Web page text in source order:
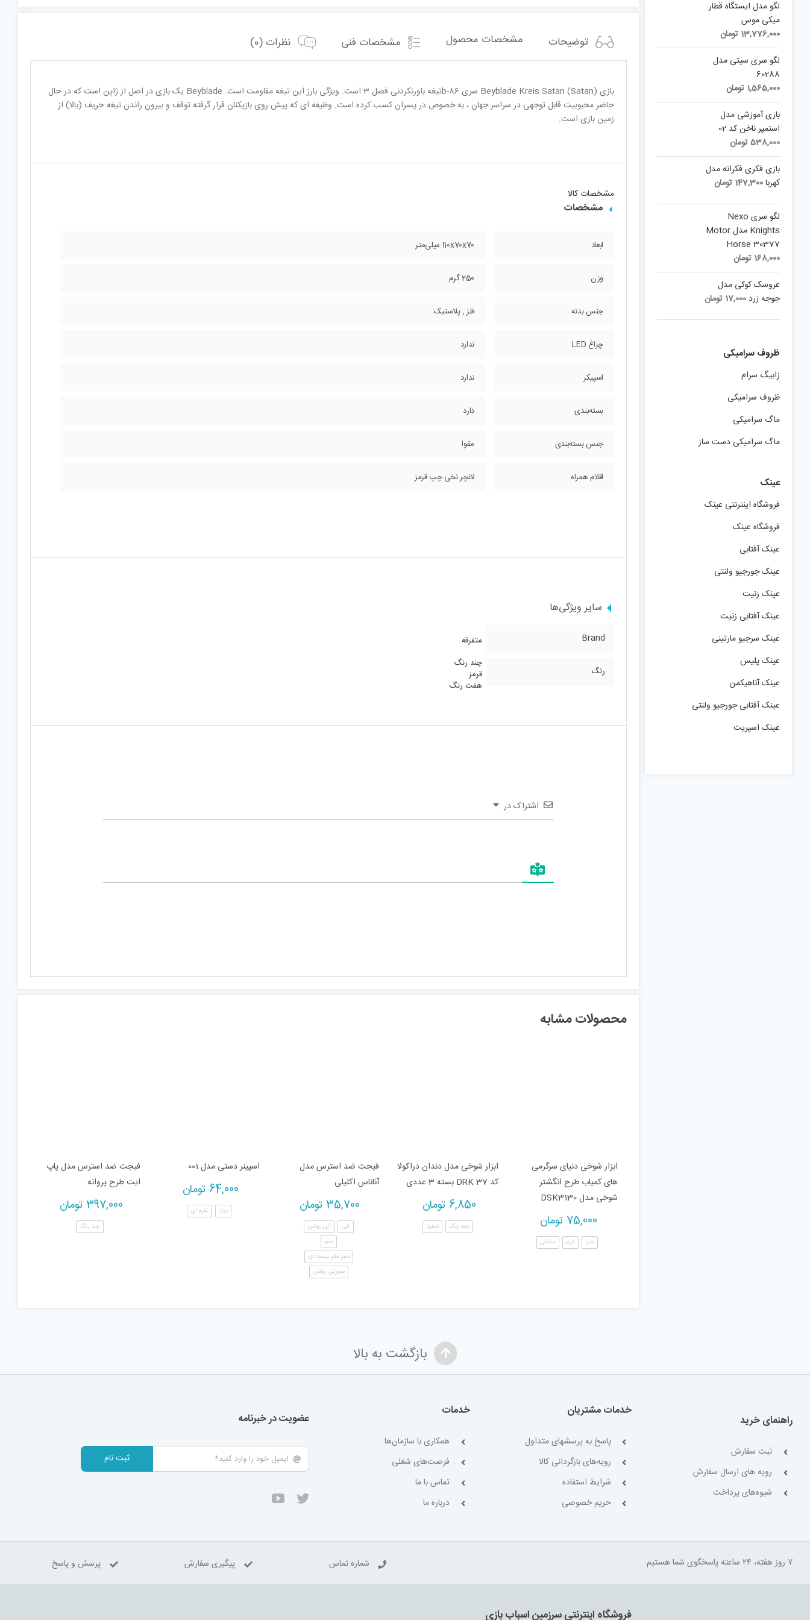
توضیحات مشخصات محصول مشخصات فنی نظرات (0)
بازی Beyblade Kreis Satan (Satan) سری b-86تیغه باورنکردنی فصل 3 است. ویژگی بارز این تیغه مقاومت است. Beyblade یک بازی در اصل از ژاپن است که در حال
حاضر محبوبیت قابل توجهی در سراسر جهان ، به خصوص در پسران کسب کرده است. وظیفه ای که پیش روی بازیکنان قرار گرفته توقف و بیرون راندن تیغه حریف (بالا) از
زمین بازی است.
مشخصات کالا
مشخصات
ابعاد 110x70x70 میلی‌متر
وزن 250 گرم
جنس بدنه فلز , پلاستیک
چراغ LED ندارد
اسپیکر ندارد
بسته‌بندی دارد
جنس بسته‌بندی مقوا
اقلام همراه لانچر نخی چپ قرمز
سایر ویژگی‌ها
Brand متفرقه
رنگ
چند رنگ
قرمز
هفت رنگ
اشتراک در
محصولات مشابه
ابزار شوخی دنیای سرگرمی
های کمیاب طرح انگشتر
شوخی مدل DSK3130
75,000 تومان
سبز کرم مشکی
ابزار شوخی مدل دندان دراکولا
کد DRK 37 بسته 3 عددی
6,850 تومان
چند رنگ سفید
فیجت ضد استرس مدل
آناناس اکلیلی
35,700 تومان
آبی
آبی روشن
سبز
سبز مغز پسته ای
صورتی روشن
اسپینر دستی مدل 001
64,000 تومان
برنز نقره ای
فیجت ضد استرس مدل پاپ
ایت طرح پروانه
397,000 تومان
چند رنگ
لگو مدل ایستگاه قطار
میکی موس
13,776,000 تومان
لگو سری سیتی مدل
60288
1,565,000 تومان
بازی آموزشی مدل
استمپر ناخن کد 02
538,000تومان
بازی فکری فکرانه مدل
کهربا147,300 تومان
لگو سری Nexo
Knights مدل Motor
Horse 30377
168,000 تومان
عروسک کوکی مدل
جوجه زرد 17,000 تومان
ظروف سرامیکی
زابیگ سرام
ظروف سرامیکی
ماگ سرامیکی
ماگ سرامیکی دست ساز
عینک
فروشگاه اینترنتی عینک
فروشگاه عینک
عینک آفتابی
عینک جورجیو ولنتی
عینک زنیت
عینک آفتابی زنیت
عینک سرجیو مارتینی
عینک پلیس
عینک آناهیکمن
عینک آفتابی جورجیو ولنتی
عینک اسپریت
بازگشت به بالا
راهنمای خرید
ثبت سفارش
رویه های ارسال سفارش
شیوه‌های پرداخت
خدمات مشتریان
پاسخ به پرسشهای متداول
رویه‌های بازگردانی کالا
شرایط استفاده
حریم خصوصی
خدمات
همکاری با سازمان‌ها
فرصت‌های شغلی
تماس با ما
درباره ما
عضویت در خبرنامه
ثبت نام
۷ روز هفته، ۲۴ ساعته پاسخگوی شما هستیم. شماره تماس پیگیری سفارش پرسش و پاسخ
فروشگاه اینترنتی سرزمین اسباب بازی